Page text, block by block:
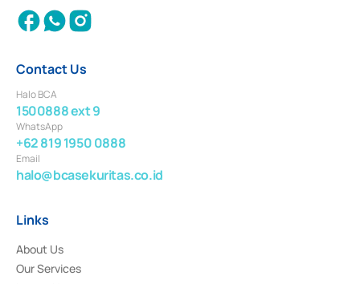
Contact Us
Halo BCA
1500888 ext 9
WhatsApp
+62 819 1950 0888
Email
halo@bcasekuritas.co.id
Links
About Us
Our Services